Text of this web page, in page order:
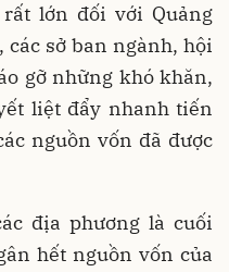
lớn đối với Quảng
sở ban ngành, hội
gỡ những khó khăn,
liệt đẩy nhanh tiến
nguồn vốn đã được
địa phương là cuối
hết nguồn vốn của